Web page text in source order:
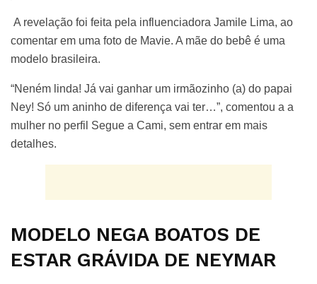
A revelação foi feita pela influenciadora Jamile Lima, ao
comentar em uma foto de Mavie. A mãe do bebê é uma
modelo brasileira.
“Neném linda! Já vai ganhar um irmãozinho (a) do papai
Ney! Só um aninho de diferença vai ter…”, comentou a a
mulher no perfil Segue a Cami, sem entrar em mais
detalhes.
MODELO NEGA BOATOS DE
ESTAR GRÁVIDA DE NEYMAR